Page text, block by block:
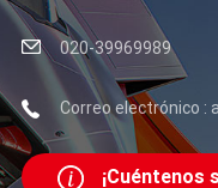
020-39969989
Correo electrónico :
¡Cuéntenos